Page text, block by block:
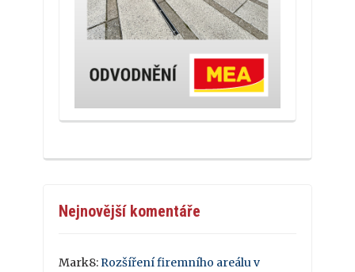
Nejnovější komentáře
Mark8: Rozšíření firemního areálu v